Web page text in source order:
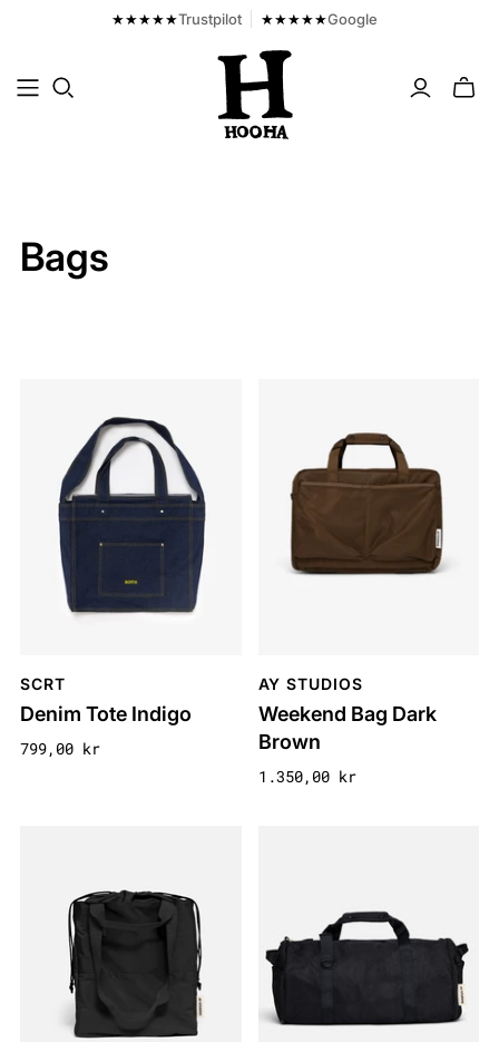
★★★★★Trustpilot ★★★★★Google
Bags
SCRT
Denim Tote Indigo
799,00 kr
AY STUDIOS
Weekend Bag Dark
Brown
1.350,00 kr